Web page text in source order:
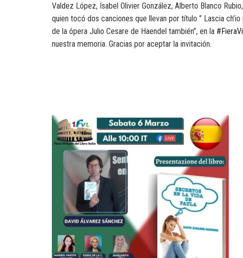
Valdez López, Isabel Olivier González, Alberto Blanco
quien tocó dos canciones que llevan por título ” Lascia
de la ópera Julio Cesare de Haendel también”, en la
nuestra memoria. Gracias por aceptar la invitación.